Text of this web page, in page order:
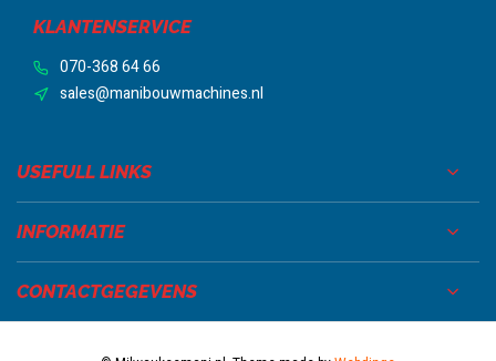
KLANTENSERVICE
070-368 64 66
sales@manibouwmachines.nl
USEFULL LINKS
INFORMATIE
CONTACTGEGEVENS